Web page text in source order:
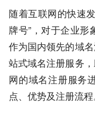
随着互联网的快速
牌号”，对于企业
作为国内领先的域
站式域名注册服务
网的域名注册服务
点、优势及注册流程